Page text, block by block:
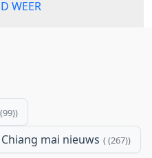
WEER
(99)
Chiang mai nieuws (267)